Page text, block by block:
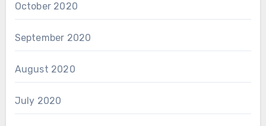
October 2020
September 2020
August 2020
July 2020